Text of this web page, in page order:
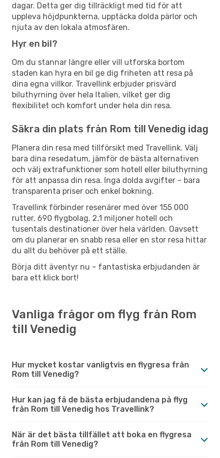
dagar. Detta ger dig tillräckligt med tid för att
uppleva höjdpunkterna, upptäcka dolda pärlor och
njuta av den lokala atmosfären.
Hyr en bil?
Om du stannar längre eller vill utforska bortom
staden kan hyra en bil ge dig friheten att resa på
dina egna villkor. Travellink erbjuder prisvärd
biluthyrning över hela Italien, vilket ger dig
flexibilitet och komfort under hela din resa.
Säkra din plats från Rom till Venedig idag
Planera din resa med tillförsikt med Travellink. Välj
bara dina resedatum, jämför de bästa alternativen
och välj extrafunktioner som hotell eller biluthyrning
för att anpassa din resa. Inga dolda avgifter – bara
transparenta priser och enkel bokning.
Travellink förbinder resenärer med över 155 000
rutter, 690 flygbolag, 2,1 miljoner hotell och
tusentals destinationer över hela världen. Oavsett
om du planerar en snabb resa eller en stor resa hittar
du allt du behöver på ett ställe.
Börja ditt äventyr nu – fantastiska erbjudanden är
bara ett klick bort!
Vanliga frågor om flyg från Rom
till Venedig
Hur mycket kostar vanligtvis en flygresa från
Rom till Venedig?
Hur kan jag få de bästa erbjudandena på flyg
från Rom till Venedig hos Travellink?
När är det bästa tillfället att boka en flygresa
från Rom till Venedig?